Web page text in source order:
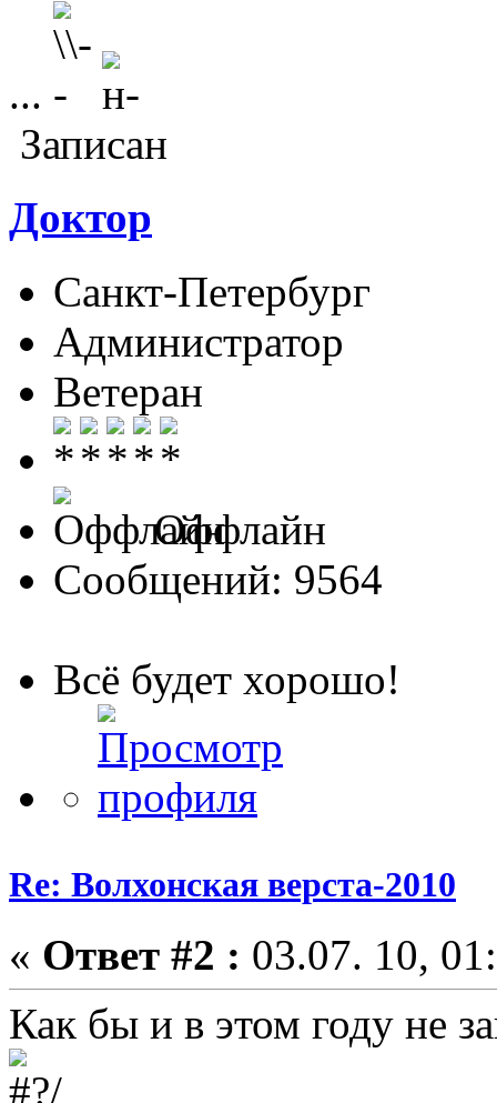
...
Записан
Доктор
Санкт-Петербург
Администратор
Ветеран
Оффлайн
Сообщений: 9564
Всё будет хорошо!
Re: Волхонская верста-2010
« Ответ #2 : 03.07. 10,
Как бы и в этом году не